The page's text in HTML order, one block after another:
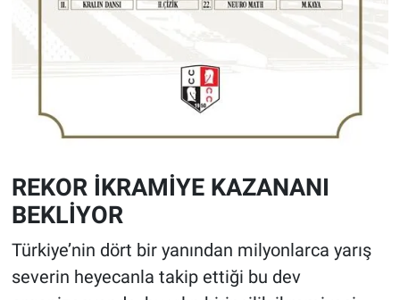
REKOR İKRAMİYE KAZANANI
BEKLİYOR
Türkiye’nin dört bir yanından milyonlarca yarış
severin heyecanla takip ettiği bu dev